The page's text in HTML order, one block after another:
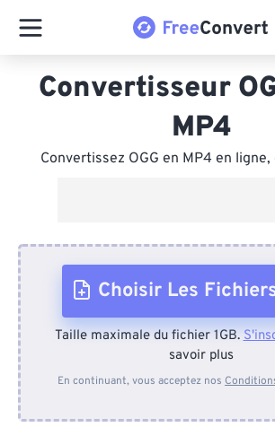
Convertisseur
MP4
Convertissez OGG en MP4 en
Choisir Les
Depuis l'appareil
Taille maximale du fichier 1GB.
savoir plus
En continuant, vous acceptez nos